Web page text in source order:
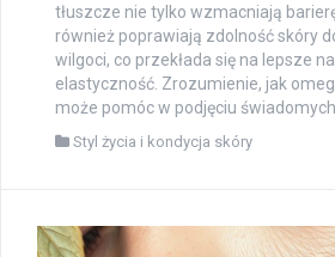
tłuszcze nie tylko wzmacniają
również poprawiają zdolność skóry
wilgoci, co przekłada się na lepsze
elastyczność. Zrozumienie, jak
może pomóc w podjęciu świadomych
Styl życia i kondycja skóry